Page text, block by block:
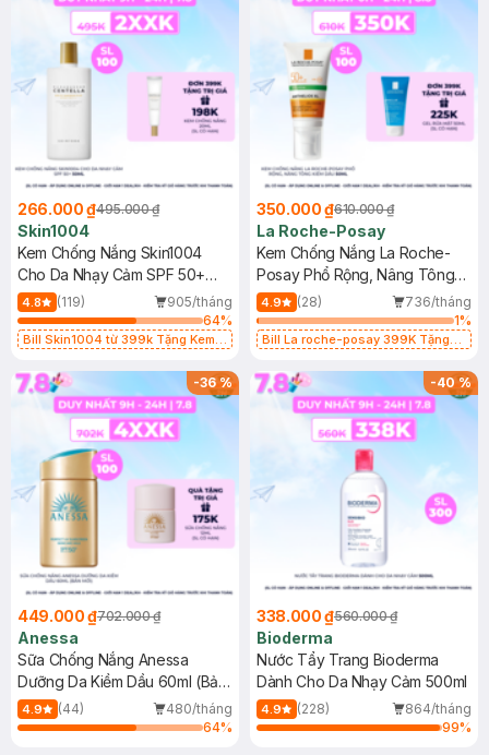
266.000 ₫495.000 ₫
Skin1004
Kem Chống Nắng Skin1004
Cho Da Nhạy Cảm SPF 50+
50ml
4.8 (119)
905/tháng
64%
Bill Skin1004 từ 399k Tặng Kem
SPF 50+ 20ml (SL Có Hạn)
350.000 ₫610.000 ₫
La Roche-Posay
Kem Chống Nắng La Roche-
Posay Phổ Rộng, Nâng Tông
Kiềm Dầu 50ml
4.9 (28)
736/tháng
1%
Bill La roche-posay 399K Tặng
(SL có hạn)
-36%
449.000 ₫702.000 ₫
Anessa
Sữa Chống Nắng Anessa
Dưỡng Da Kiềm Dầu 60ml (Bản
Mới)
4.9 (44)
480/tháng
64%
-40%
338.000 ₫560.000 ₫
Bioderma
Nước Tẩy Trang Bioderma
Dành Cho Da Nhạy Cảm 500ml
4.9 (228)
864/tháng
99%